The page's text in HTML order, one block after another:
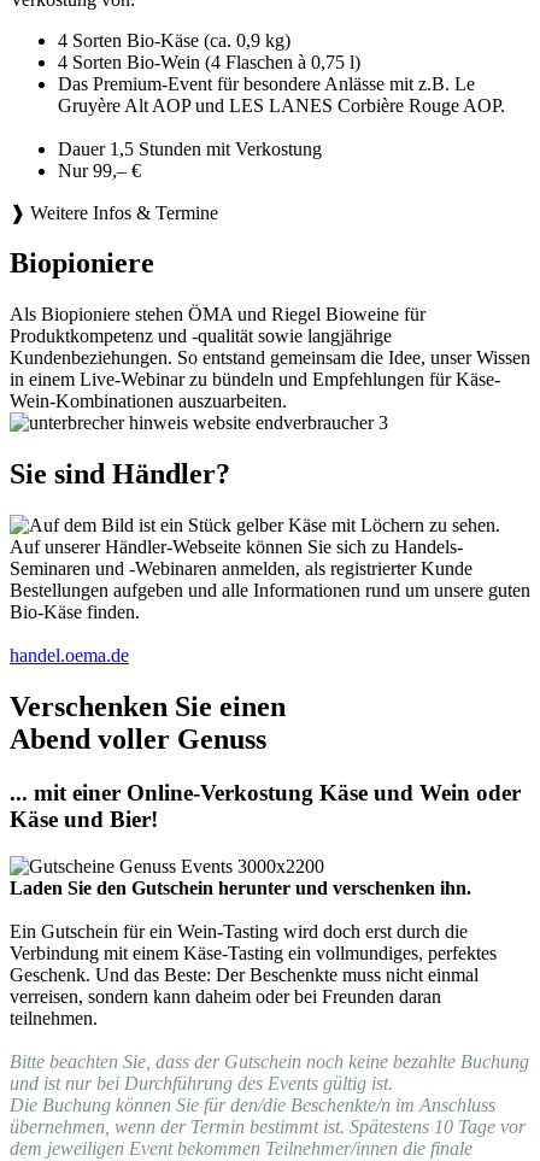
4 Sorten Bio-Käse (ca. 0,9 kg)
4 Sorten Bio-Wein (4 Flaschen à 0,75 l)
Das Premium-Event für besondere Anlässe mit z.B. Le
Gruyère Alt AOP und LES LANES Corbière Rouge AOP.
Dauer 1,5 Stunden mit Verkostung
Nur 99,– €
❱ Weitere Infos & Termine
Biopioniere
Als Biopioniere stehen ÖMA und Riegel Bioweine für
Produktkompetenz und -qualität sowie langjährige
Kundenbeziehungen. So entstand gemeinsam die Idee, unser Wissen
in einem Live-Webinar zu bündeln und Empfehlungen für Käse-
Wein-Kombinationen auszuarbeiten.
Sie sind Händler?
Auf unserer Händler-Webseite können Sie sich zu Handels-
Seminaren und -Webinaren anmelden, als registrierter Kunde
Bestellungen aufgeben und alle Informationen rund um unsere guten
Bio-Käse finden.
handel.oema.de
Verschenken Sie einen
Abend voller Genuss
... mit einer Online-Verkostung Käse und Wein oder
Käse und Bier!
Laden Sie den Gutschein herunter und verschenken ihn.
Ein Gutschein für ein Wein-Tasting wird doch erst durch die
Verbindung mit einem Käse-Tasting ein vollmundiges, perfektes
Geschenk. Und das Beste: Der Beschenkte muss nicht einmal
verreisen, sondern kann daheim oder bei Freunden daran
teilnehmen.
Bitte beachten Sie, dass der Gutschein noch keine bezahlte Buchung
und ist nur bei Durchführung des Events gültig ist.
Die Buchung können Sie für den/die Beschenkte/n im Anschluss
übernehmen, wenn der Termin bestimmt ist. Spätestens 10 Tage vor
dem jeweiligen Event bekommen Teilnehmer/innen die finale